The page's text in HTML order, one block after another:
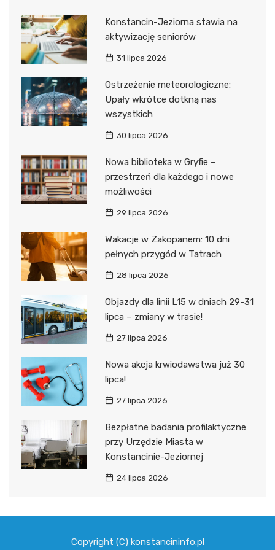
Konstancin-Jeziorna stawia na
aktywizację seniorów
31 lipca 2026
Ostrzeżenie meteorologiczne:
Upały wkrótce dotkną nas
wszystkich
30 lipca 2026
Nowa biblioteka w Gryfie –
przestrzeń dla każdego i nowe
możliwości
29 lipca 2026
Wakacje w Zakopanem: 10 dni
pełnych przygód w Tatrach
28 lipca 2026
Objazdy dla linii L15 w dniach 29-31
lipca – zmiany w trasie!
27 lipca 2026
Nowa akcja krwiodawstwa już 30
lipca!
27 lipca 2026
Bezpłatne badania profilaktyczne
przy Urzędzie Miasta w
Konstancinie-Jeziornej
24 lipca 2026
Copyright (C) konstancininfo.pl